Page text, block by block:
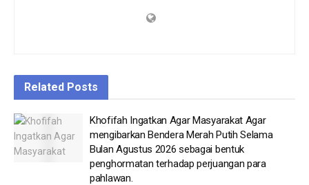
Related Posts
Khofifah Ingatkan Agar Masyarakat Agar
mengibarkan Bendera Merah Putih Selama
Bulan Agustus 2026 sebagai bentuk
penghormatan terhadap perjuangan para
pahlawan.